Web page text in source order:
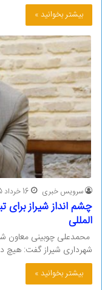
بیشتر بخوانید »
سرویس خبری 16 خرداد 1405
چشم انداز شیراز
المللی
محمدعلی چوبینی معاون
شهرداری شیراز گفت: هیچ
بیشتر بخوانید »